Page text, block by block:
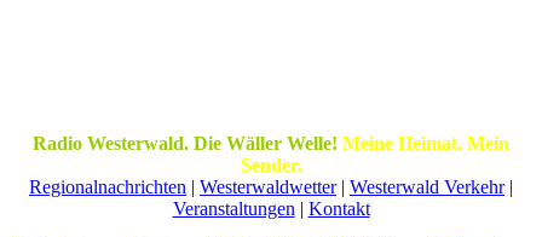
Radio Westerwald. Die Wäller Welle! Meine Heimat. Mein
Sender.
Regionalnachrichten | Westerwaldwetter| Westerwald Verkehr|
Veranstaltungen | Kontakt